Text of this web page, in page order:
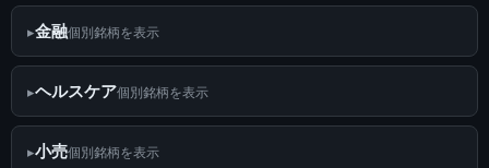
金融個別銘柄を表示
ヘルスケア個別銘柄を表示
小売個別銘柄を表示